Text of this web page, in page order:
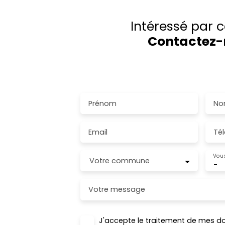
Intéressé par
Prénom
Email
Votre commune -
Votre message
J'accepte le traitement de mes